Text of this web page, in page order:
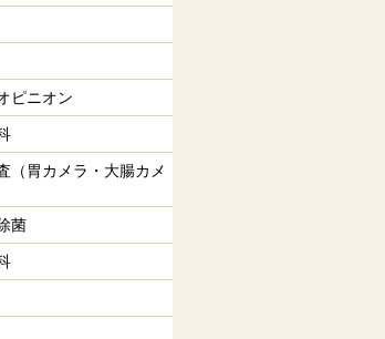
ピニオン
（胃カメラ・大腸カメ
菌